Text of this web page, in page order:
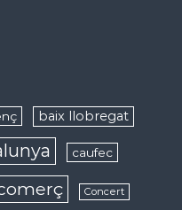
baix llobregat
caufec
Concert